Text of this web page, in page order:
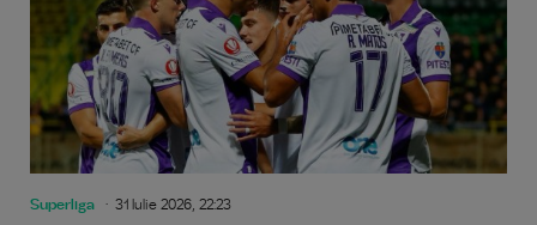
Superliga 31 Iulie 2026, 22:23